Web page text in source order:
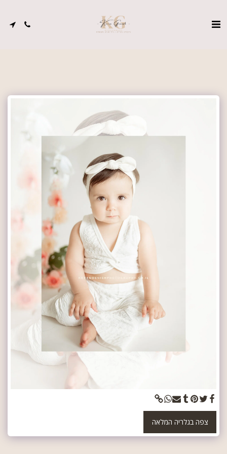
צפה בגלריה המלאה